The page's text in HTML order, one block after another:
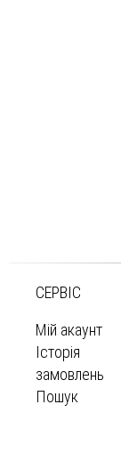
СЕРВІС
Мій акаунт
Історія
замовлень
Пошук